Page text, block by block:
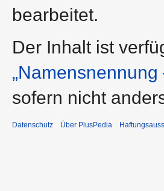
bearbeitet.
Der Inhalt ist
sofern nicht
Datenschutz Über PlusPedia